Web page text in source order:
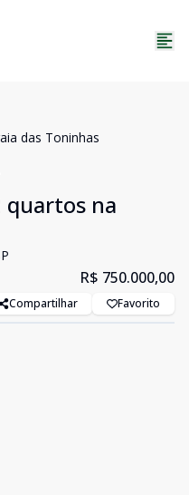
das Toninhas
na
R$ 750.000,00
Compartilhar Favorito